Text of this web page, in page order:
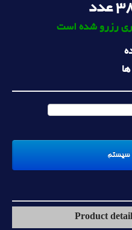
عدد
رزرو شده است